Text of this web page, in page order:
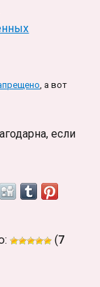
, а вот
если
(7